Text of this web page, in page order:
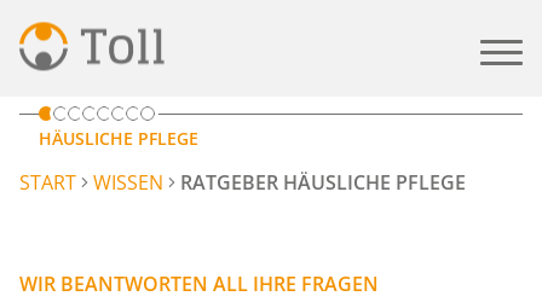
HÄUSLICHE PFLEGE
START WISSEN RATGEBER HÄUSLICHE PFLEGE
WIR BEANTWORTEN ALL IHRE FRAGEN